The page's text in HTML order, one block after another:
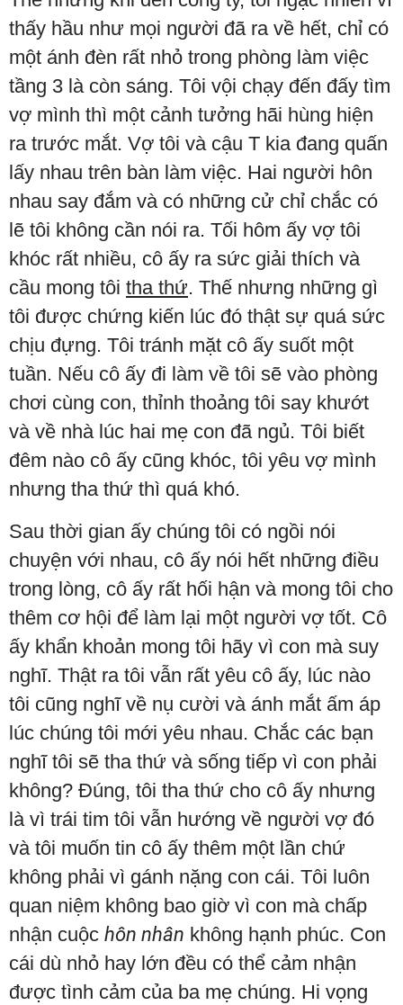
thấy hầu như mọi người đã ra về hết, chỉ có
một ánh đèn rất nhỏ trong phòng làm việc
tầng 3 là còn sáng. Tôi vội chạy đến đấy tìm
vợ mình thì một cảnh tưởng hãi hùng hiện
ra trước mắt. Vợ tôi và cậu T kia đang quấn
lấy nhau trên bàn làm việc. Hai người hôn
nhau say đắm và có những cử chỉ chắc có
lẽ tôi không cần nói ra. Tối hôm ấy vợ tôi
khóc rất nhiều, cô ấy ra sức giải thích và
cầu mong tôi tha thứ. Thế nhưng những gì
tôi được chứng kiến lúc đó thật sự quá sức
chịu đựng. Tôi tránh mặt cô ấy suốt một
tuần. Nếu cô ấy đi làm về tôi sẽ vào phòng
chơi cùng con, thỉnh thoảng tôi say khướt
và về nhà lúc hai mẹ con đã ngủ. Tôi biết
đêm nào cô ấy cũng khóc, tôi yêu vợ mình
nhưng tha thứ thì quá khó.
Sau thời gian ấy chúng tôi có ngồi nói
chuyện với nhau, cô ấy nói hết những điều
trong lòng, cô ấy rất hối hận và mong tôi cho
thêm cơ hội để làm lại một người vợ tốt. Cô
ấy khẩn khoản mong tôi hãy vì con mà suy
nghĩ. Thật ra tôi vẫn rất yêu cô ấy, lúc nào
tôi cũng nghĩ về nụ cười và ánh mắt ấm áp
lúc chúng tôi mới yêu nhau. Chắc các bạn
nghĩ tôi sẽ tha thứ và sống tiếp vì con phải
không? Đúng, tôi tha thứ cho cô ấy nhưng
là vì trái tim tôi vẫn hướng về người vợ đó
và tôi muốn tin cô ấy thêm một lần chứ
không phải vì gánh nặng con cái. Tôi luôn
quan niệm không bao giờ vì con mà chấp
nhận cuộc hôn nhân không hạnh phúc. Con
cái dù nhỏ hay lớn đều có thể cảm nhận
được tình cảm của ba mẹ chúng. Hi vọng